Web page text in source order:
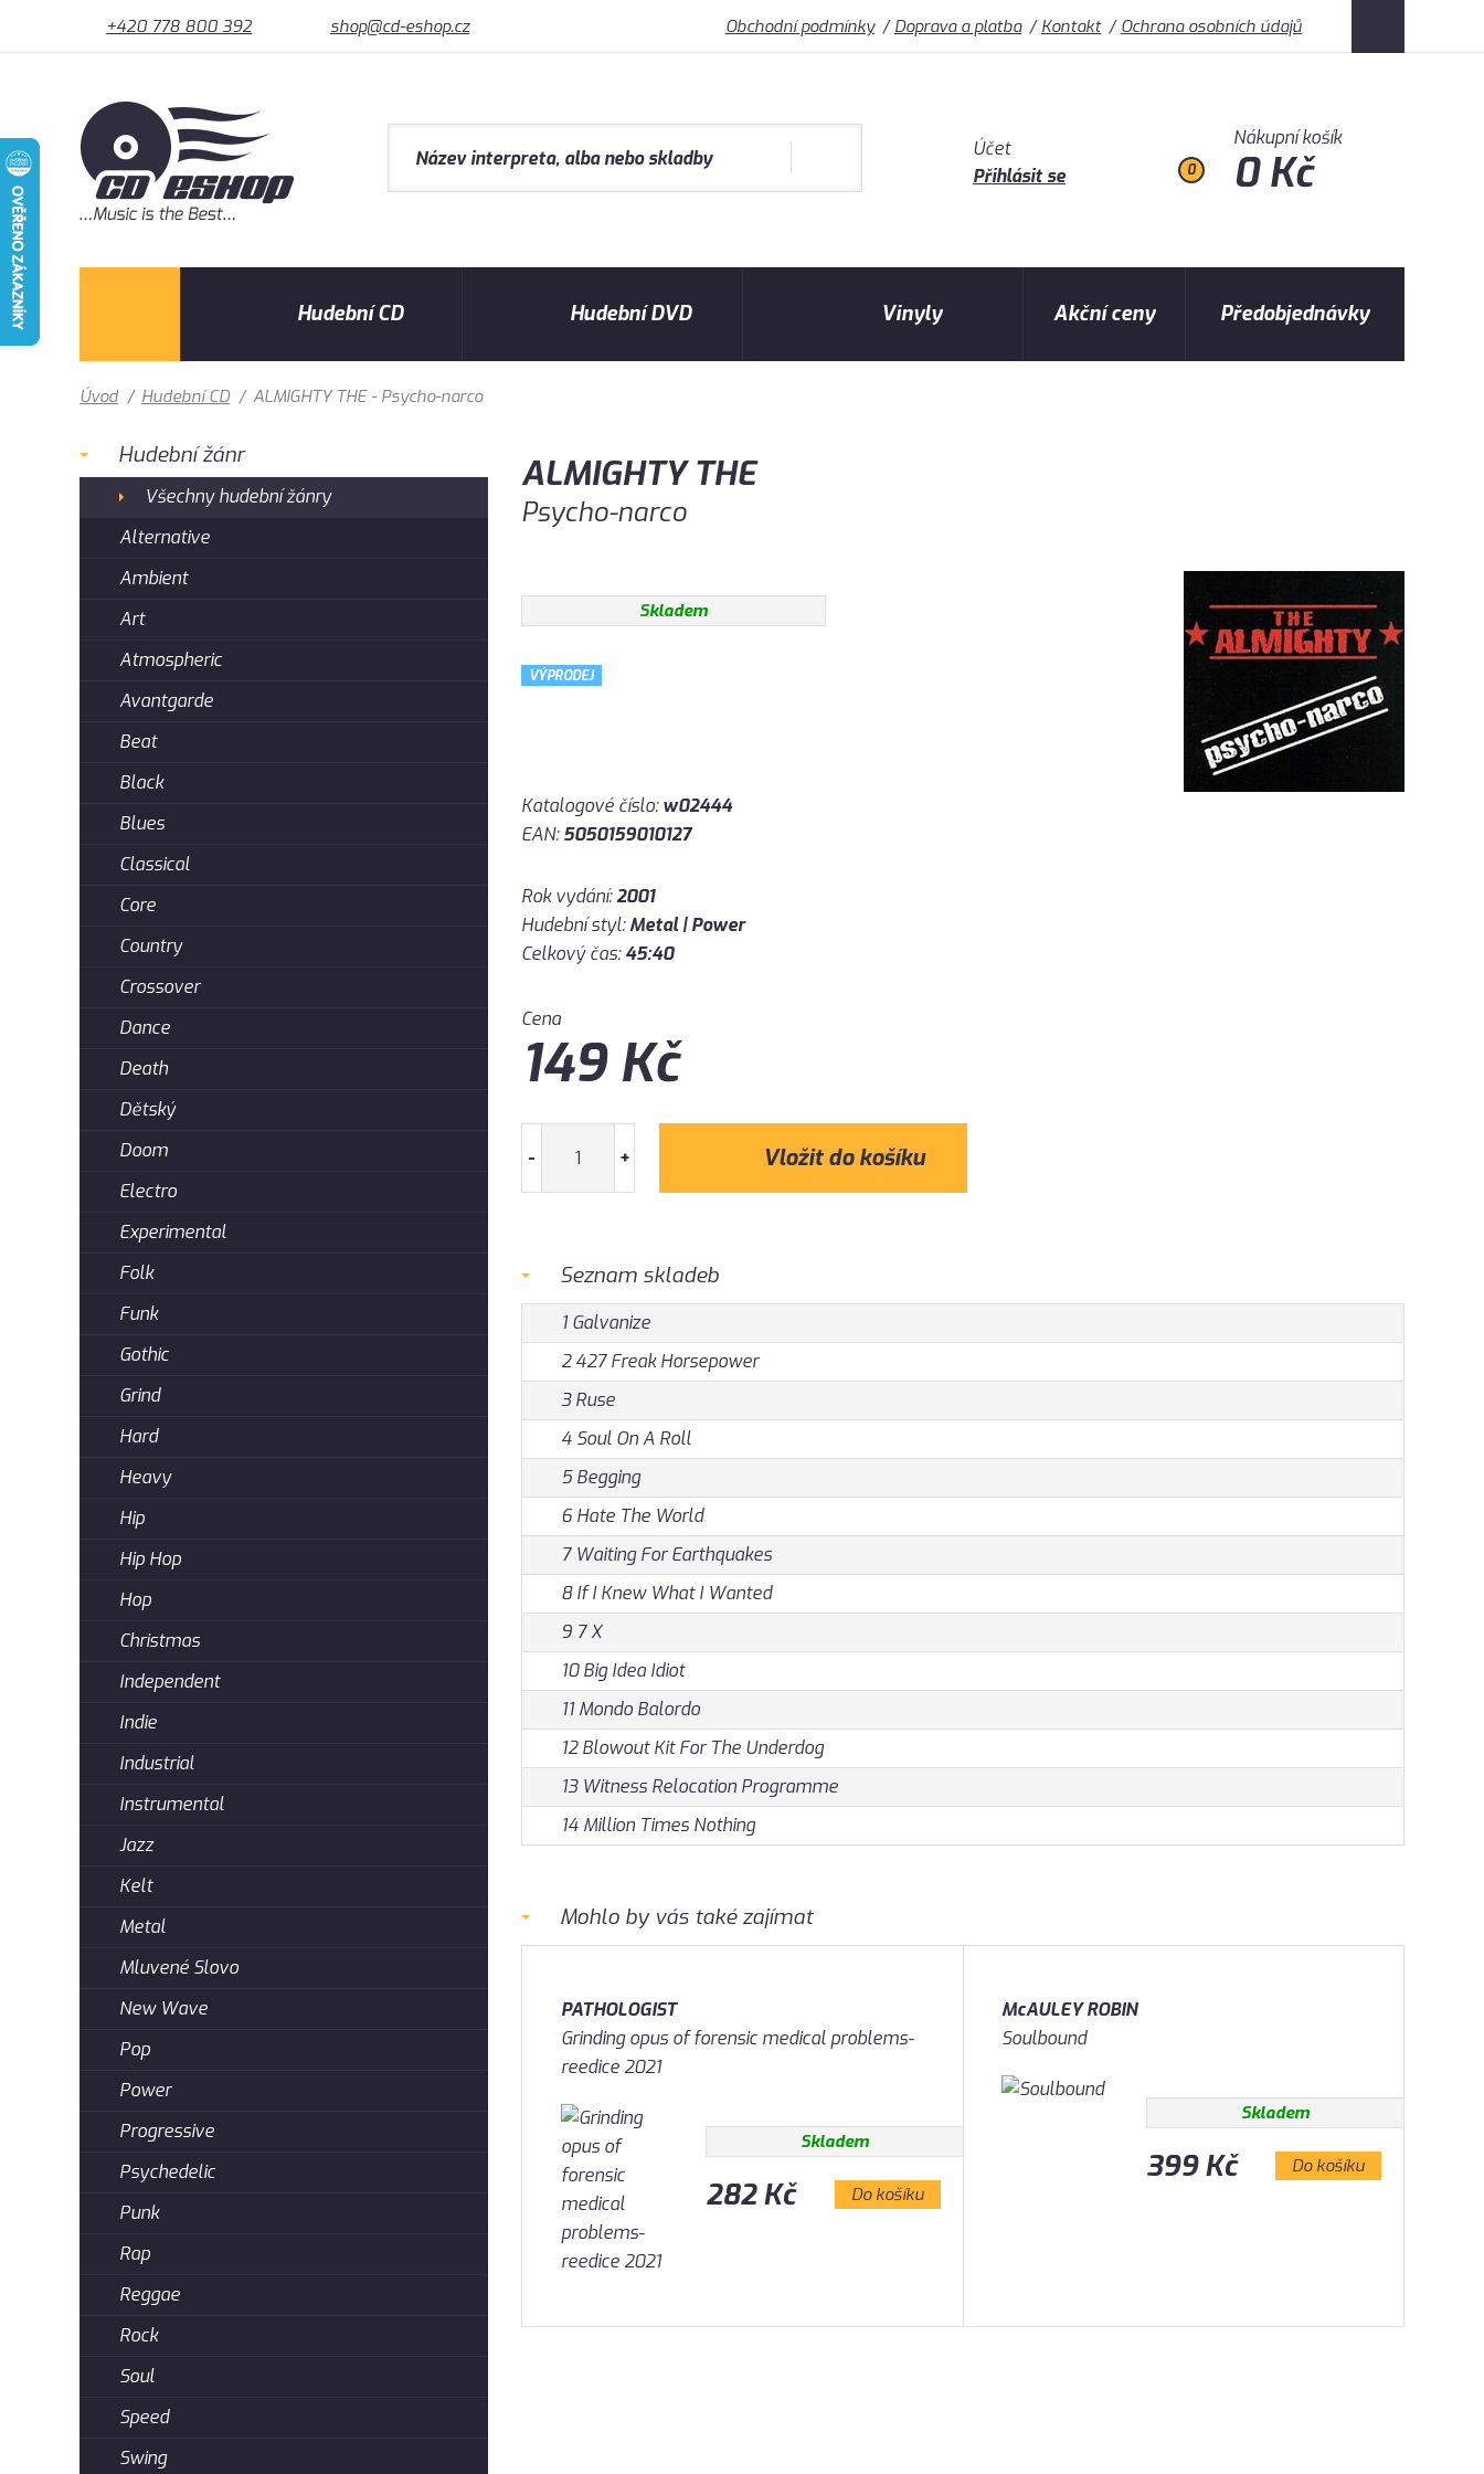
+420 778 800 392 shop@cd-eshop.cz Obchodní podmínky Doprava a platba Kontakt Ochrana osobních údajů
Účet
Přihlásit se
0
Nákupní košík
0 Kč
Hudební CD Hudební DVD Vinyly Akční ceny Předobjednávky
Úvod / Hudební CD / ALMIGHTY THE - Psycho-narco
ALMIGHTY THE
Psycho-narco
Skladem
VÝPRODEJ
Katalogové číslo:w02444
EAN:5050159010127
Rok vydání:2001
Hudební styl:Metal | Power
Celkový čas:45:40
Cena
149Kč
- +
Seznam skladeb
1 Galvanize
2 427 Freak Horsepower
3 Ruse
4 Soul On A Roll
5 Begging
6 Hate The World
7 Waiting For Earthquakes
8 If I Knew What I Wanted
9 7 X
10 Big Idea Idiot
11 Mondo Balordo
12 Blowout Kit For The Underdog
13 Witness Relocation Programme
14 Million Times Nothing
Mohlo by vás také zajímat
PATHOLOGIST
Grinding opus of forensic medical problems-
reedice 2021
Skladem
282 Kč Do košíku
McAULEY ROBIN
Soulbound
Skladem
399 Kč Do košíku
Hudební žánr
Všechny hudební žánry
Alternative
Ambient
Art
Atmospheric
Avantgarde
Beat
Black
Blues
Classical
Core
Country
Crossover
Dance
Death
Dětský
Doom
Electro
Experimental
Folk
Funk
Gothic
Grind
Hard
Heavy
Hip
Hip Hop
Hop
Christmas
Independent
Indie
Industrial
Instrumental
Jazz
Kelt
Metal
Mluvené Slovo
New Wave
Pop
Power
Progressive
Psychedelic
Punk
Rap
Reggae
Rock
Soul
Speed
Swing